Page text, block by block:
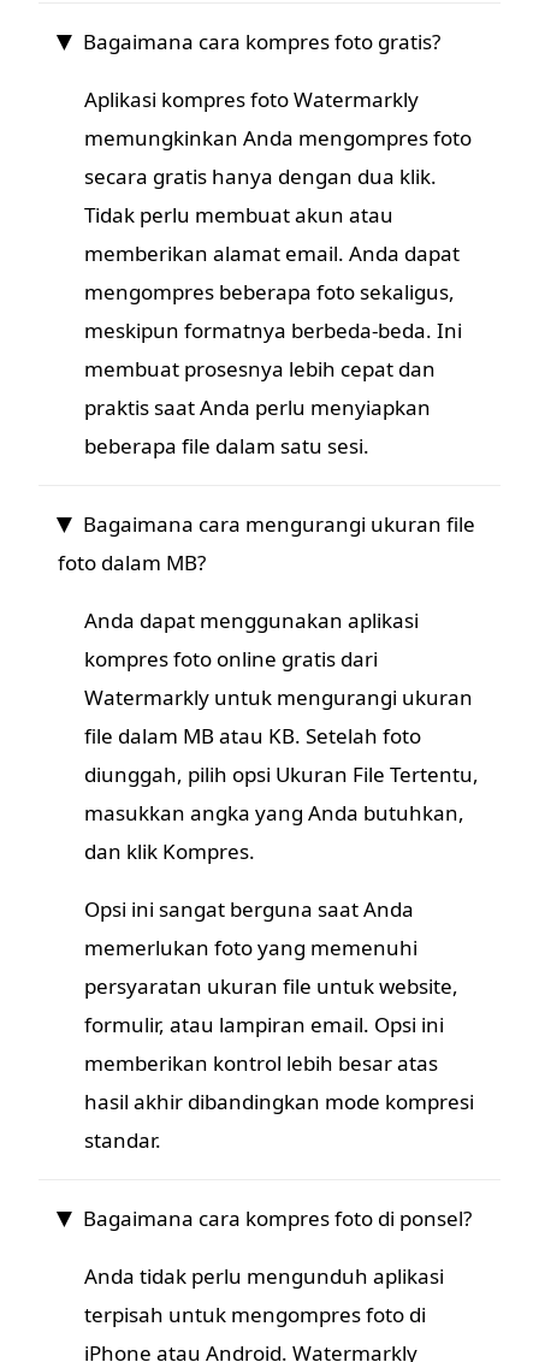
Bagaimana cara kompres foto gratis?
Aplikasi kompres foto Watermarkly
memungkinkan Anda mengompres foto
secara gratis hanya dengan dua klik.
Tidak perlu membuat akun atau
memberikan alamat email. Anda dapat
mengompres beberapa foto sekaligus,
meskipun formatnya berbeda-beda. Ini
membuat prosesnya lebih cepat dan
praktis saat Anda perlu menyiapkan
beberapa file dalam satu sesi.
Bagaimana cara mengurangi ukuran file
foto dalam MB?
Anda dapat menggunakan aplikasi
kompres foto online gratis dari
Watermarkly untuk mengurangi ukuran
file dalam MB atau KB. Setelah foto
diunggah, pilih opsi Ukuran File Tertentu,
masukkan angka yang Anda butuhkan,
dan klik Kompres.
Opsi ini sangat berguna saat Anda
memerlukan foto yang memenuhi
persyaratan ukuran file untuk website,
formulir, atau lampiran email. Opsi ini
memberikan kontrol lebih besar atas
hasil akhir dibandingkan mode kompresi
standar.
Bagaimana cara kompres foto di ponsel?
Anda tidak perlu mengunduh aplikasi
terpisah untuk mengompres foto di
iPhone atau Android. Watermarkly